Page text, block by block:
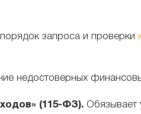
порядок запроса и проверки
недостоверных
(115-ФЗ). Обязывает